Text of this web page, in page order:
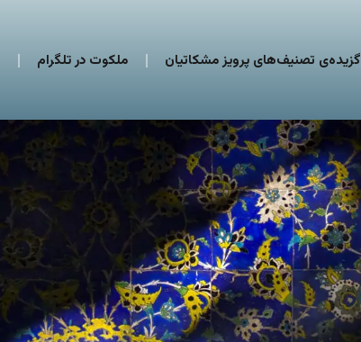
گزیده‌ی تصنیف‌های پرویز مشکاتیان ملکوت در تلگرام